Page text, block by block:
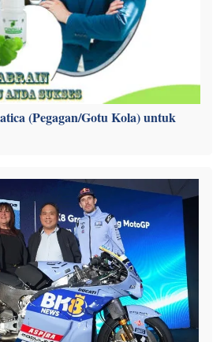
(Pegagan/Gotu Kola) untuk